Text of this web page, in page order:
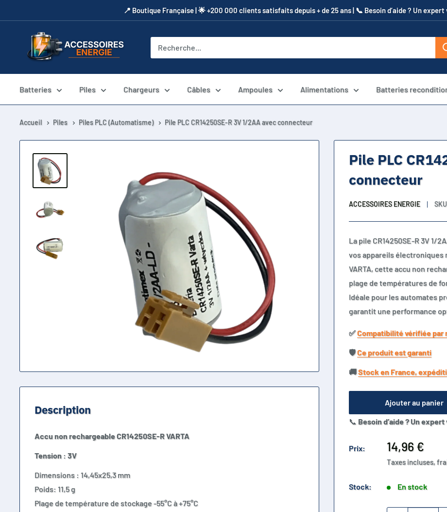
au
​📍​ Boutique Française | 🌟 +200 000 clients satisfaits depuis + de 25 ans | 📞​ Besoin d’aide ? Un expert
Accessoires
Energie
Batteries Piles Chargeurs Câbles Ampoules Alimentations Batteries
Accueil Piles Piles PLC (Automatisme) Pile PLC CR14250SE-R 3V 1/2AA avec connecteur
Pile PLC
connecteur
ACCESSOIRES ENERGIE
La pile CR14250SE-R 3V 1/
vos appareils électroniques
VARTA, cette accu non
plage de températures de
Idéale pour les automates
garantit une performance
✅​Compatibilité vérifiée par
🛡️​Ce produit est garanti
🚚​Stock en France,
Ajouter au panier
📞 Besoin d’aide ? Un
Prix:
Prix
réduit
14,96 €
Taxes incluses,
Stock: En stock
Description
Accu non rechargeable CR14250SE-R VARTA
Tension : 3V
Dimensions : 14,45x25,3 mm
Poids: 11,5 g
Plage de température de stockage -55°C à +75°C